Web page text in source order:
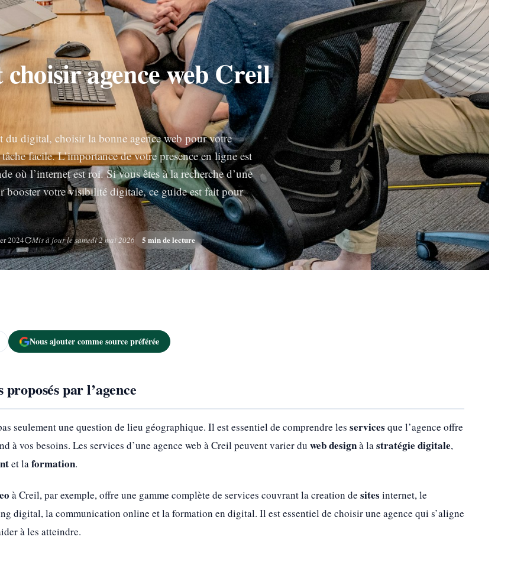
agence web Creil
du digital, choisir la bonne agence web pour votre
tâche facile. L’importance de votre presence en ligne est
où l’internet est roi. Si vous êtes à la recherche d’une
booster votre visibilité digitale, ce guide est fait pour
2024 Mis à jour le samedi 2 mai 2026 5 min de lecture
Nous ajouter comme source préférée
par l’agence
seulement une question de lieu géographique. Il est essentiel de comprendre les services que l’agence offre
à vos besoins. Les services d’une agence web à Creil peuvent varier du web designà lastratégie digitale,
et laformation.
à Creil, par exemple, offre une gamme complète de services couvrant la creation de sites internet, le
digital, la communication online et la formation en digital. Il est essentiel de choisir une agence qui s’aligne
à les atteindre.